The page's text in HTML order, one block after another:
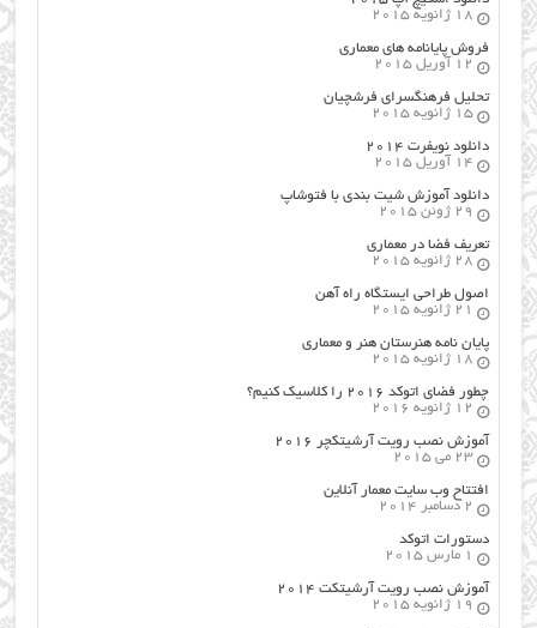
18 ژانویه 2015
فروش پایانامه های معماری
12 آوریل 2015
تحلیل فرهنگسرای فرشچیان
15 ژانویه 2015
دانلود نویفرت ۲۰۱۴
14 آوریل 2015
دانلود آموزش شیت بندی با فتوشاپ
29 ژوئن 2015
تعریف فضا در معماری
28 ژانویه 2015
اصول طراحي ایستگاه راه آهن
21 ژانویه 2015
پایان نامه هنرستان هنر و معماري
18 ژانویه 2015
چطور فضای اتوکد ۲۰۱۶ را کلاسیک کنیم؟
12 ژانویه 2016
آموزش نصب رویت آرشیتکچر ۲۰۱۶
23 می 2015
افتتاح وب سایت معمار آنلاین
2 دسامبر 2014
دستورات اتوکد
1 مارس 2015
آموزش نصب رویت آرشیتکت ۲۰۱۴
19 ژانویه 2015